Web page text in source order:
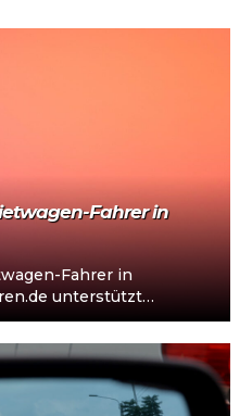
Fahrer in
Fahrer in
unterstützt
+++
embed]
40.000 angestellten…